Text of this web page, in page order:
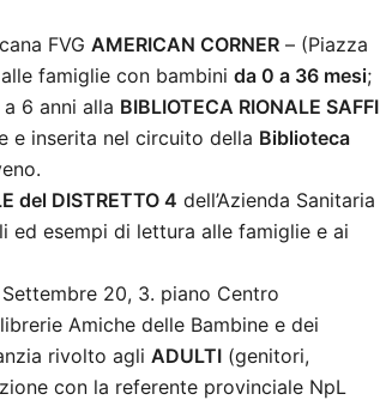
FVG AMERICAN CORNER – (Piazza
famiglie con bambini da 0 a 36 mesi;
6 anni alla BIBLIOTECA RIONALE SAFFI
e inserita nel circuito della Biblioteca
del DISTRETTO 4 dell’Azienda Sanitaria
ed esempi di lettura alle famiglie e ai
Settembre 20, 3. piano Centro
Amiche delle Bambine e dei
rivolto agli ADULTI (genitori,
con la referente provinciale NpL